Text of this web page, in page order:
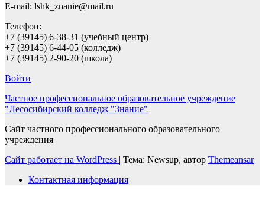
E-mail: lshk_znanie@mail.ru
Телефон:
+7 (39145) 6-38-31 (учебный центр)
+7 (39145) 6-44-05 (колледж)
+7 (39145) 2-90-20 (школа)
Войти
Частное профессиональное образовательное учреждение
"Лесосибирский колледж "Знание"
Сайт частного профессионального образовательного
учреждения
Сайт работает на WordPress | Тема: Newsup, автор Themeansar
Контактная информация